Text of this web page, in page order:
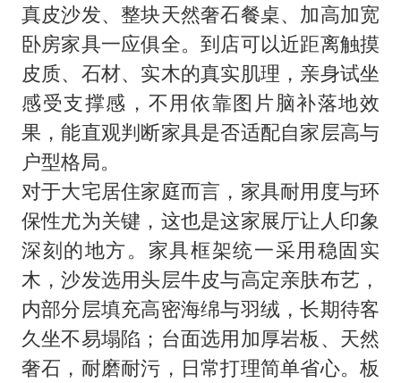
真皮沙发、整块天然奢石餐桌、加高加宽
卧房家具一应俱全。到店可以近距离触摸
皮质、石材、实木的真实肌理，亲身试坐
感受支撑感，不用依靠图片脑补落地效
果，能直观判断家具是否适配自家层高与
户型格局。
对于大宅居住家庭而言，家具耐用度与环
保性尤为关键，这也是这家展厅让人印象
深刻的地方。家具框架统一采用稳固实
木，沙发选用头层牛皮与高定亲肤布艺，
内部分层填充高密海绵与羽绒，长期待客
久坐不易塌陷；台面选用加厚岩板、天然
奢石，耐磨耐污，日常打理简单省心。板